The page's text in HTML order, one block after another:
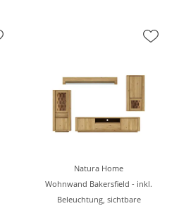
Natura Home
Wohnwand Bakersfield - inkl.
Beleuchtung, sichtbare